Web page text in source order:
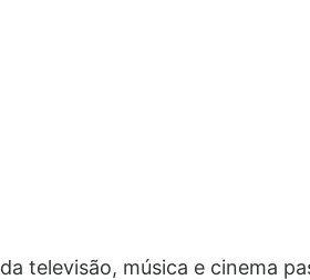
televisão, música e cinema